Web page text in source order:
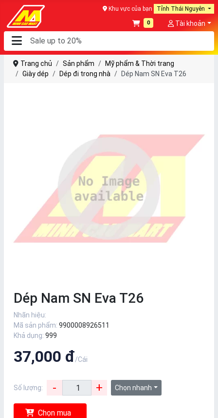
Khu vực của bạn Tỉnh Thái Nguyên
0 Tài khoản
Trang chủ Sản phẩm
Mỹ phẩm & Thời trang
Giày dép
Dép đi trong nhà Dép Nam SN Eva T26
Dép Nam SN Eva T26
Nhãn hiệu:
Mã sản phẩm: 9900008926511
Khả dụng: 999
37,000 đ/Cái
Số lượng: - + Chọn nhanh
Chọn mua